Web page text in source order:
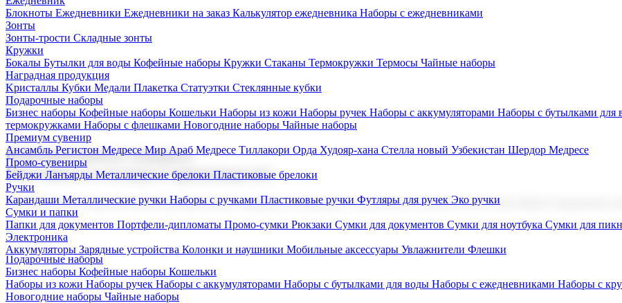
Блокноты Ежедневники Ежедневники на заказ Калькулятор ежедневника Наборы с ежедневниками
Зонты
Зонты-трости Складные зонты
Кружки
Бокалы Бутылки для воды Кофейные наборы Кружки Стаканы Термокружки Термосы Чайные наборы
Наградная продукция
Kристаллы Кубки Медали Плакетка Статуэтки Стеклянные кубки
Подарочные наборы
Бизнес наборы Кофейные наборы Кошельки Наборы из кожи Наборы ручек Наборы с аккумуляторами Наборы с бутылками для
термокружками Наборы с флешками Новогодние наборы Чайные наборы
Премиум сувенир
Ансамбль Регистон Медресе Мир Араб Медресе Тиллакори Орда Худояр-хана Стелла новый Узбекистан Шердор Медресе
Промо-сувениры
Бейджи Ланъярды Металлические брелоки Пластиковые брелоки
Ручки
Карандаши Металлические ручки Наборы с ручками Пластиковые ручки Футляры для ручек Эко ручки
Сумки и папки
Папки для документов Портфели-дипломаты Промо-сумки Рюкзаки Сумки для документов Сумки для ноутбука Сумки для
Электроника
Аккумуляторы Зарядные устройства Колонки и наушники Мобильные аксессуары Увлажнители Флешки
Корпоративные подарки
Поставка со склада и производство
Мы предлагаем широкий выбор корпоративных подарков и сувениров с логотипом. В нашем каталоге вы найдете продукцию
Подарочные наборы
Бизнес наборы Кофейные наборы Кошельки
Наборы из кожи Наборы ручек Наборы с аккумуляторами Наборы с бутылками для воды Наборы с ежедневниками Наборы с
Новогодние наборы Чайные наборы